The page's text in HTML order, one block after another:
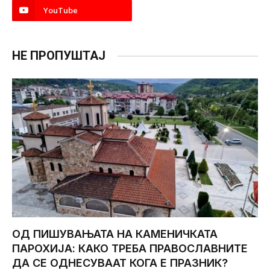
YouTube
НЕ ПРОПУШТАЈ
ОД ПИШУВАЊАТА НА КАМЕНИЧКАТА
ПАРОХИЈА: КАКО ТРЕБА ПРАВОСЛАВНИТЕ
ДА СЕ ОДНЕСУВААТ КОГА Е ПРАЗНИК?